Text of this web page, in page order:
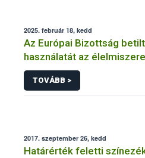
2025. február 18, kedd
Az Európai Bizottság
használatát az
anyagokban
TOVÁBB >
2017. szeptember 26, kedd
Határérték feletti